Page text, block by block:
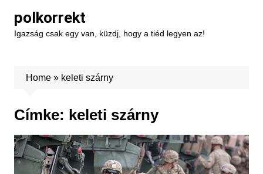
content
polkorrekt
Igazság csak egy van, küzdj, hogy a tiéd legyen az!
Home» keleti szárny
Címke: keleti szárny